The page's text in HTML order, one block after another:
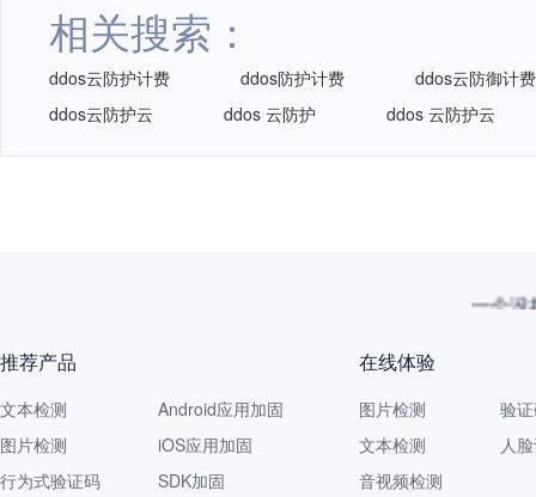
相关搜索：
ddos云防护计费 ddos防护计费
ddos云防御计费
ddos云防护云
ddos 云防护 ddos 云防护云
一个
推荐产品
文本检测
图片检测
行为式验证码
Android应用加固
iOS应用加固
SDK加固
在线体验
图片检测
文本检测
音视频检测
验
人